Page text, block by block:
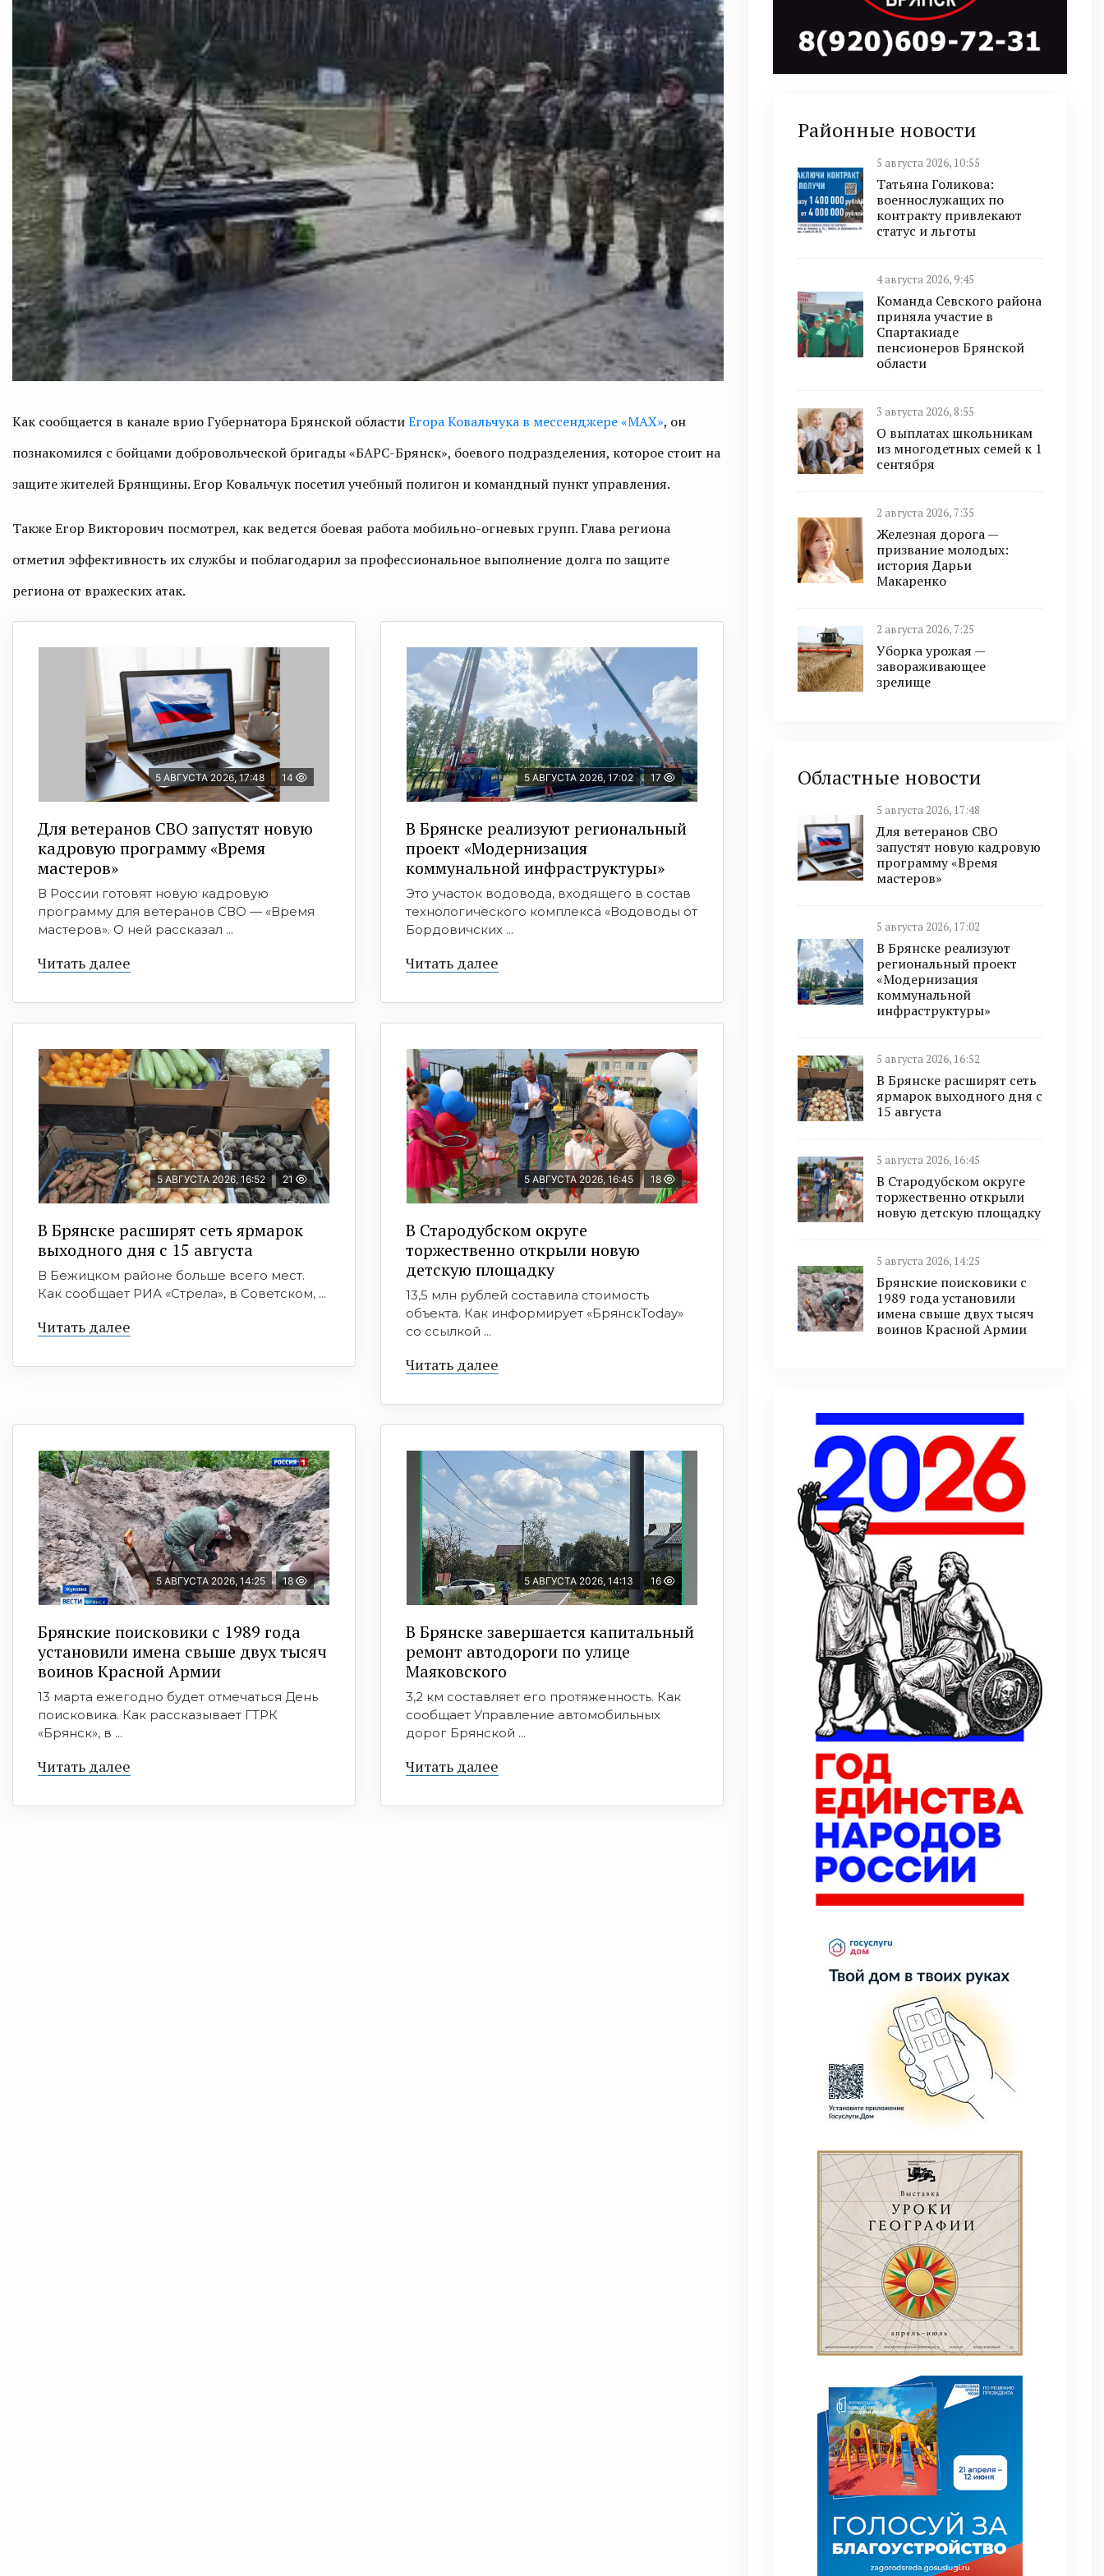
Как сообщается в канале врио Губернатора Брянской областиЕгора Ковальчука в мессенджере «МАХ», он
познакомился с бойцами добровольческой бригады «БАРС-Брянск», боевого подразделения, которое стоит на
защите жителей Брянщины. Егор Ковальчук посетил учебный полигон и командный пункт управления.
Также Егор Викторович посмотрел, как ведется боевая работа мобильно-огневых групп. Глава региона
отметил эффективность их службы и поблагодарил за профессиональное выполнение долга по защите
региона от вражеских атак.
5 АВГУСТА 2026, 17:48 14
Для ветеранов СВО запустят новую
кадровую программу «Время
мастеров»
В России готовят новую кадровую
программу для ветеранов СВО — «Время
мастеров». О ней рассказал ...
Читать далее
5 АВГУСТА 2026, 17:02 17
В Брянске реализуют региональный
проект «Модернизация
коммунальной инфраструктуры»
Это участок водовода, входящего в состав
технологического комплекса «Водоводы от
Бордовичских ...
Читать далее
5 АВГУСТА 2026, 16:52 21
В Брянске расширят сеть ярмарок
выходного дня с 15 августа
В Бежицком районе больше всего мест.
Как сообщает РИА «Стрела», в Советском, ...
Читать далее
5 АВГУСТА 2026, 16:45 18
В Стародубском округе
торжественно открыли новую
детскую площадку
13,5 млн рублей составила стоимость
объекта. Как информирует «БрянскToday»
со ссылкой ...
Читать далее
5 АВГУСТА 2026, 14:25 18
Брянские поисковики с 1989 года
установили имена свыше двух тысяч
воинов Красной Армии
13 марта ежегодно будет отмечаться День
поисковика. Как рассказывает ГТРК
«Брянск», в ...
Читать далее
5 АВГУСТА 2026, 14:13 16
В Брянске завершается капитальный
ремонт автодороги по улице
Маяковского
3,2 км составляет его протяженность. Как
сообщает Управление автомобильных
дорог Брянской ...
Читать далее
Районные новости
5 августа 2026, 10:55
Татьяна Голикова:
военнослужащих по
контракту привлекают
статус и льготы
4 августа 2026, 9:45
Команда Севского района
приняла участие в
Спартакиаде
пенсионеров Брянской
области
3 августа 2026, 8:55
О выплатах школьникам
из многодетных семей к 1
сентября
2 августа 2026, 7:35
Железная дорога —
призвание молодых:
история Дарьи
Макаренко
2 августа 2026, 7:25
Уборка урожая —
завораживающее
зрелище
Областные новости
5 августа 2026, 17:48
Для ветеранов СВО
запустят новую кадровую
программу «Время
мастеров»
5 августа 2026, 17:02
В Брянске реализуют
региональный проект
«Модернизация
коммунальной
инфраструктуры»
5 августа 2026, 16:52
В Брянске расширят сеть
ярмарок выходного дня с
15 августа
5 августа 2026, 16:45
В Стародубском округе
торжественно открыли
новую детскую площадку
5 августа 2026, 14:25
Брянские поисковики с
1989 года установили
имена свыше двух тысяч
воинов Красной Армии